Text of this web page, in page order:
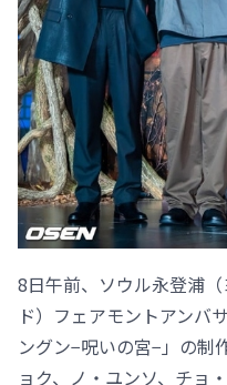
8日午前、ソウル永登浦
ド）フェアモントアンバ
ングン−呪いの宮−」の制
ョク、ノ・ユンソ、チョ